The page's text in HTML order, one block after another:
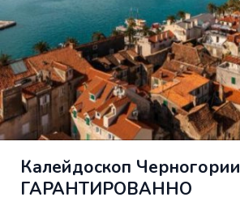
Калейдоскоп Черногории
ГАРАНТИРОВАННО